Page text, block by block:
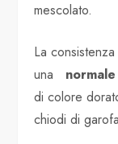
mescolato.
La
una
normale
di colore
chiodi di